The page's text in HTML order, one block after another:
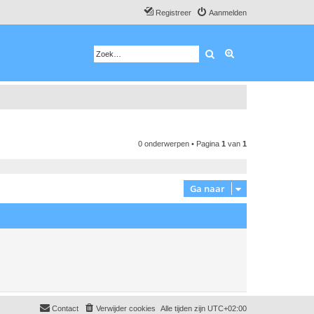
Aanmelden
Registreer
Zoek
0 onderwerpen • Pagina 1 van 1
Ga naar
Alle tijden zijn UTC+02:00
Verwijder cookies
Contact